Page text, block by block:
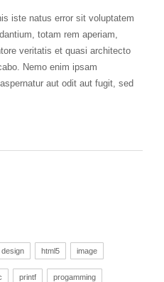
iste natus error sit voluptatem
totam rem aperiam,
veritatis et quasi architecto
Nemo enim ipsam
aut odit aut fugit, sed
design html5 image
printf progamming